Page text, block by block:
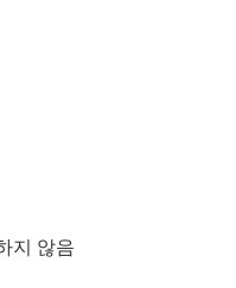
지 않음